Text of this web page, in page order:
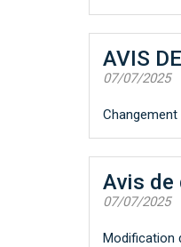
AVIS
07/07/2025
Avis de
07/07/2025
Modification